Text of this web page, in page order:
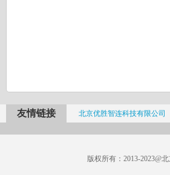
友情链接 北京优胜智连科技有限公司
版权所有：2013-2023@